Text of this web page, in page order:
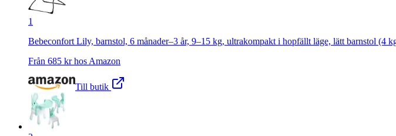
1
Bebeconfort Lily, barnstol, 6 månader–3 år, 9–15 kg, ultrakompakt i hopfällt läge, lätt barnstol
Från 685 kr hos Amazon
Till butik